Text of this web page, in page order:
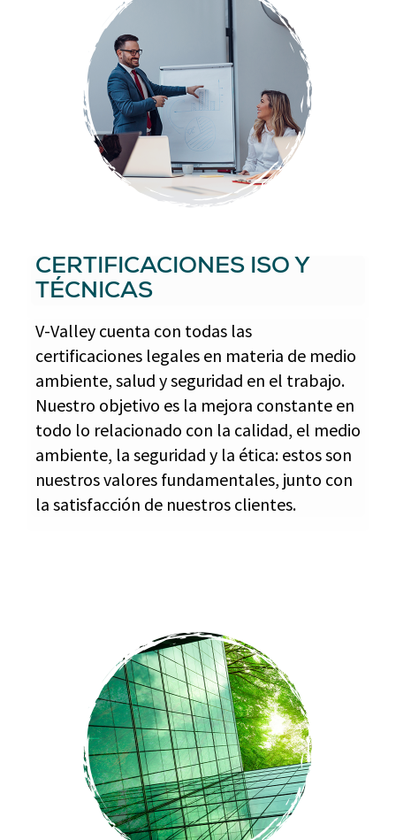
CERTIFICACIONES ISO Y
TÉCNICAS
V-Valley cuenta con todas las
certificaciones legales en materia de medio
ambiente, salud y seguridad en el trabajo.
Nuestro objetivo es la mejora constante en
todo lo relacionado con la calidad, el medio
ambiente, la seguridad y la ética: estos son
nuestros valores fundamentales, junto con
la satisfacción de nuestros clientes.